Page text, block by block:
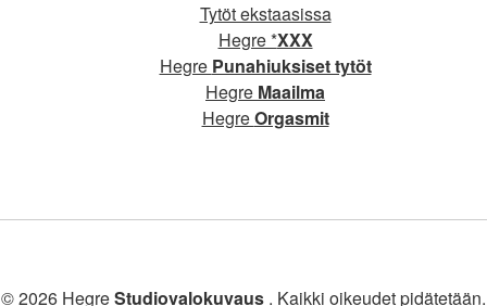
Tytöt ekstaasissa
Hegre *XXX
Hegre Punahiuksiset tytöt
Hegre Maailma
HegreOrgasmit
© 2026 HegreStudiovalokuvaus . Kaikki oikeudet pidätetään.